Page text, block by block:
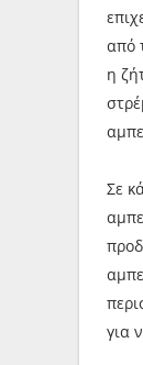
από
η
Σε
για